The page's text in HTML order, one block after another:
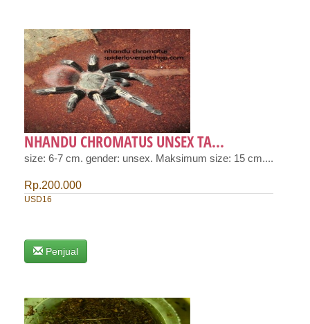
NHANDU CHROMATUS UNSEX TA...
size: 6-7 cm. gender: unsex. Maksimum size: 15 cm....
Rp.200.000
USD16
Penjual